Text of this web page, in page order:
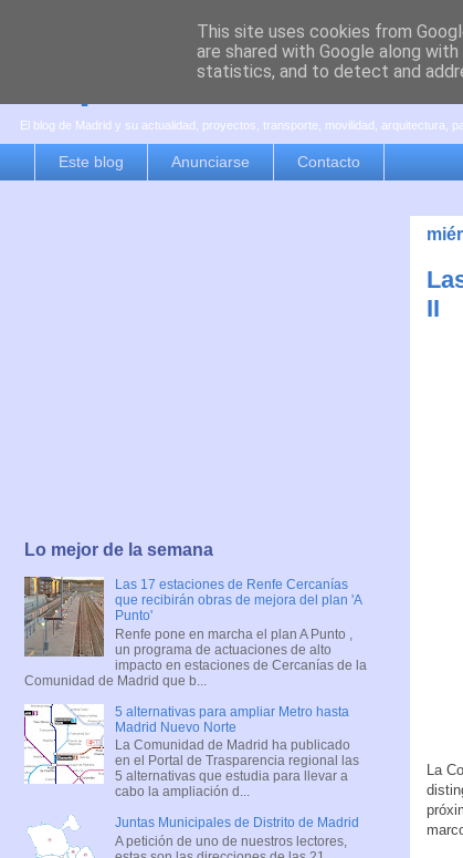
es por madrid
El blog de Madrid y su actualidad, proyectos, transporte, movilidad, arquitectura,
Este blog Anunciarse Contacto
II
La
Lo mejor de la semana
Las 17 estaciones de Renfe Cercanías
que recibirán obras de mejora del plan 'A
Punto'
Renfe pone en marcha el plan A Punto ,
un programa de actuaciones de alto
impacto en estaciones de Cercanías de la
Comunidad de Madrid que b...
5 alternativas para ampliar Metro hasta
Madrid Nuevo Norte
La Comunidad de Madrid ha publicado
en el Portal de Trasparencia regional las
5 alternativas que estudia para llevar a
cabo la ampliación d...
Juntas Municipales de Distrito de Madrid
A petición de uno de nuestros lectores,
This site uses cookies from
are shared with Google along
statistics, and to detect and